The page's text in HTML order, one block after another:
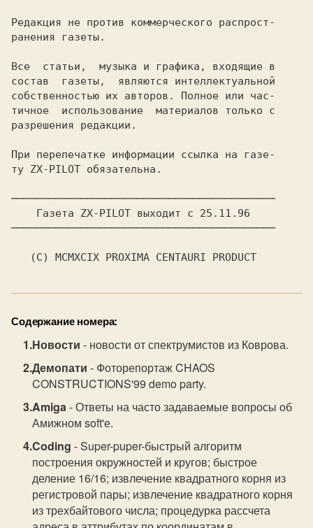
Редакция не против коммерческого распрост-
ранения газеты.
Все  статьи,  музыка и графика, входящие в
состав  газеты,  являются интеллектуальной
собственностью их авторов. Полное или час-
тичное  использование  материалов только с
разрешения редакции.
При перепечатке информации ссылка на газе-
ту ZX-PILOT обязательна.
──────────────────────────────────────────
──────────────────────────────────────────
Содержание номера:
Новости - новости от спектрумистов из Коврова.
Демопати - Фоторепортаж CHAOS
CONSTRUCTIONS'99 demo party.
Amiga- Ответы на часто задаваемые вопросы об
Амижном soft'е.
Coding - Super-puper-быстрый алгоритм
построения окружностей и кругов; быстрое
деление 16/16; извлечение квадратного корня из
регистровой пары; извлечение квадратного корня
из трехбайтового числа; процедурка рассчета